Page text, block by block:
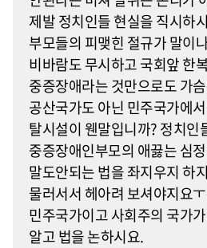
제발 정치인들 현실을 직시하
부모들의 피맺힌 절규가 말이
비바람도 무시하고 국회앞 한
중증장애라는 것만으로도 가
공산국가도 아닌 민주국가에
탈시설이 웬말입니까? 정치인
중증장애인부모의 애끓는 심
말도안되는 법을 좌지우지 하
물러서서 헤아려 보셔야지요
민주국가이고 사회주의 국가
알고 법을 논하시요.